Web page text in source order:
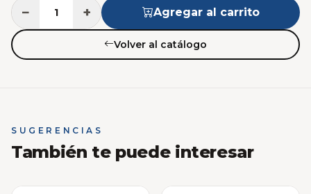
− + Agregar al carrito
Volver al catálogo
SUGERENCIAS
También te puede interesar